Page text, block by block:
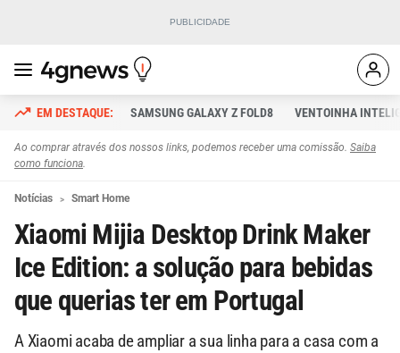
SAMSUNG GALAXY Z FOLD8 VENTOINHA
Ao comprar através dos nossos links, podemos receber uma comissão. Saiba
como funciona.
Notícias Smart Home
Xiaomi Mijia Desktop Drink Maker
Ice Edition: a solução para bebidas
que querias ter em Portugal
A Xiaomi acaba de ampliar a sua linha para a casa com a